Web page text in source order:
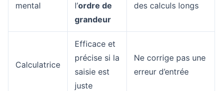
mental
l’ordre de
grandeur
des calculs longs
Calculatrice
Efficace et
précise si la
saisie est
juste
Ne corrige pas une
erreur d’entrée